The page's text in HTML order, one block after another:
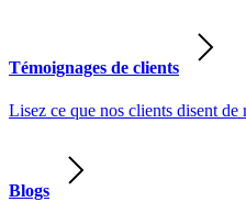
Témoignages de clients
Lisez ce que nos clients disent de
Blogs